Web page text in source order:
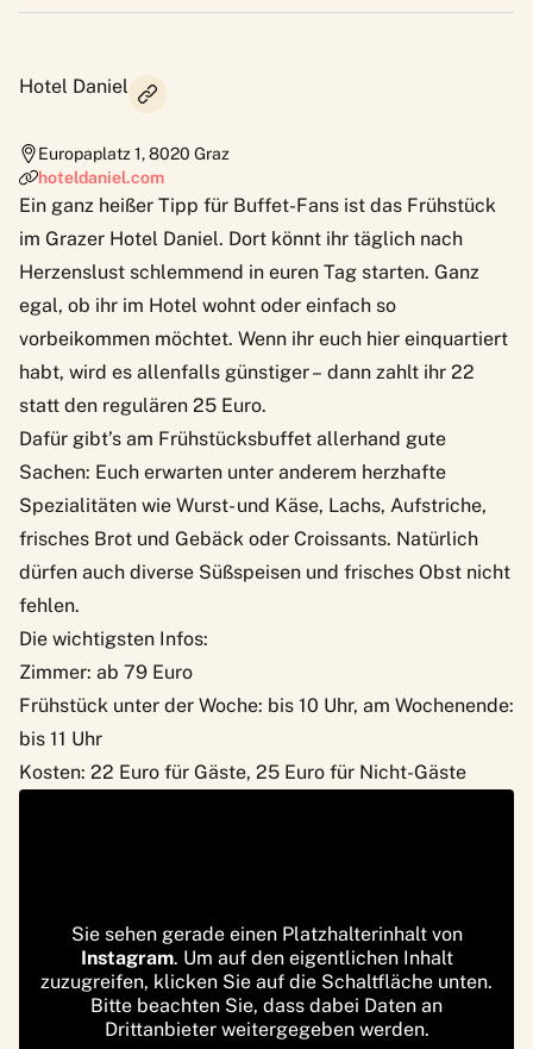
Hotel Daniel
Europaplatz 1,8020 Graz
hoteldaniel.com
Ein ganz heißer Tipp für Buffet-Fans ist das Frühstück
im Grazer Hotel Daniel. Dort könnt ihr täglich nach
Herzenslust schlemmend in euren Tag starten. Ganz
egal, ob ihr im Hotel wohnt oder einfach so
vorbeikommen möchtet. Wenn ihr euch hier einquartiert
habt, wird es allenfalls günstiger – dann zahlt ihr 22
statt den regulären 25 Euro.
Dafür gibt’s am Frühstücksbuffet allerhand gute
Sachen: Euch erwarten unter anderem herzhafte
Spezialitäten wie Wurst- und Käse, Lachs, Aufstriche,
frisches Brot und Gebäck oder Croissants. Natürlich
dürfen auch diverse Süßspeisen und frisches Obst nicht
fehlen.
Die wichtigsten Infos:
Zimmer: ab 79 Euro
Frühstück unter der Woche: bis 10 Uhr, am Wochenende:
bis 11 Uhr
Kosten: 22 Euro für Gäste, 25 Euro für Nicht-Gäste
Sie sehen gerade einen Platzhalterinhalt von
Instagram. Um auf den eigentlichen Inhalt
zuzugreifen, klicken Sie auf die Schaltfläche unten.
Bitte beachten Sie, dass dabei Daten an
Drittanbieter weitergegeben werden.